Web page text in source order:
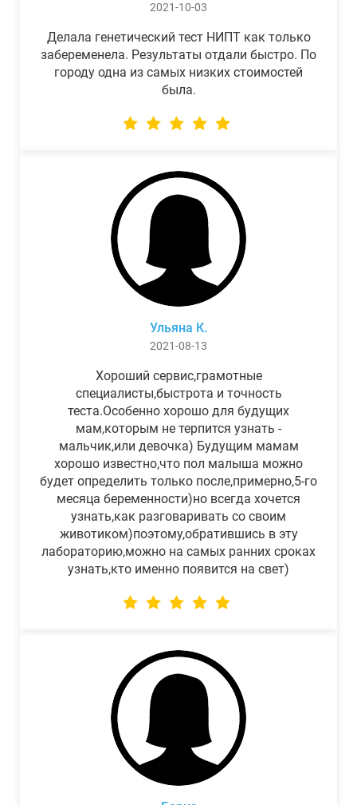
2021-10-03
Делала генетический тест НИПТ как только
забеременела. Результаты отдали быстро. По
городу одна из самых низких стоимостей
была.
Ульяна К.
2021-08-13
Хороший сервис,грамотные
специалисты,быстрота и точность
теста.Особенно хорошо для будущих
мам,которым не терпится узнать -
мальчик,или девочка) Будущим мамам
хорошо известно,что пол малыша можно
будет определить только после,примерно,5-го
месяца беременности)но всегда хочется
узнать,как разговаривать со своим
животиком)поэтому,обратившись в эту
лабораторию,можно на самых ранних сроках
узнать,кто именно появится на свет)